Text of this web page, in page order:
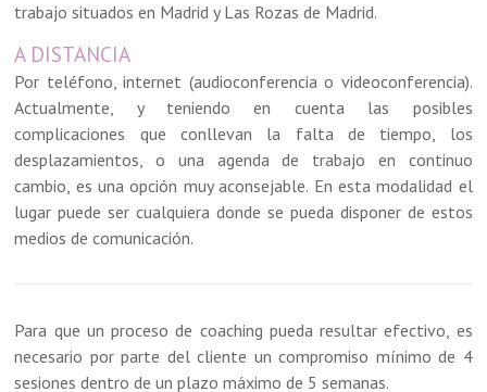
trabajo situados en Madrid y Las Rozas de Madrid.
A DISTANCIA
Por teléfono, internet (audioconferencia o videoconferencia).
Actualmente, y teniendo en cuenta las posibles
complicaciones que conllevan la falta de tiempo, los
desplazamientos, o una agenda de trabajo en continuo
cambio, es una opción muy aconsejable. En esta modalidad el
lugar puede ser cualquiera donde se pueda disponer de estos
medios de comunicación.
Para que un proceso de coaching pueda resultar efectivo, es
necesario por parte del cliente un compromiso mínimo de 4
sesiones dentro de un plazo máximo de 5 semanas.